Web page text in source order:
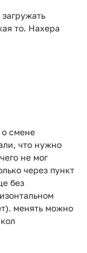
то. Нахера
о смене
что нужно
не мог
через пункт
без
менять можно